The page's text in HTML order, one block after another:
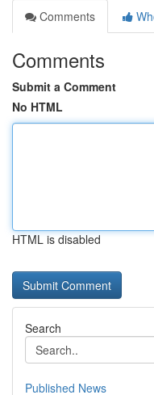
Comments
Comments
Submit a Comment
No HTML
HTML is disabled
Search
Published News